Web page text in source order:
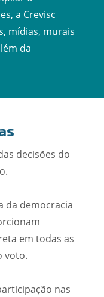
a Crevisc
mídias, murais
da
decisões do
da democracia
em todas as
voto.
nas